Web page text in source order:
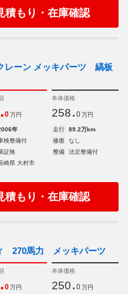
積もり・在庫確認
レーン メッキパーツ 縞板
.0 万円
本体価格
258. 0 万円
年 走行
89.2万km
検整備付 修復
なし
証無 整備
法定整備付
崎県 大村市
積もり・在庫確認
270馬力 メッキパーツ
.0 万円
本体価格
250. 0 万円